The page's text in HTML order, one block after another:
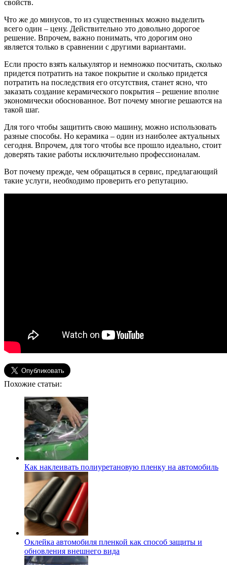
свойств.
Что же до минусов, то из существенных можно выделить
всего один – цену. Действительно это довольно дорогое
решение. Впрочем, важно понимать, что дорогим оно
является только в сравнении с другими вариантами.
Если просто взять калькулятор и немножко посчитать, сколько
придется потратить на такое покрытие и сколько придется
потратить на последствия его отсутствия, станет ясно, что
заказать создание керамического покрытия – решение вполне
экономически обоснованное. Вот почему многие решаются на
такой шаг.
Для того чтобы защитить свою машину, можно использовать
разные способы. Но керамика – один из наиболее актуальных
сегодня. Впрочем, для того чтобы все прошло идеально, стоит
доверять такие работы исключительно профессионалам.
Вот почему прежде, чем обращаться в сервис, предлагающий
такие услуги, необходимо проверить его репутацию.
Похожие статьи:
Как наклеивать полиуретановую пленку на автомобиль
Оклейка автомобиля пленкой как способ защиты и
обновления внешнего вида